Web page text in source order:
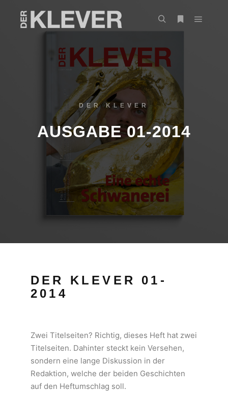
DER KLEVER
AUSGABE 01-2014
DER KLEVER 01-
2014
Zwei Titelseiten? Richtig, dieses Heft hat zwei
Titelseiten. Dahinter steckt kein Versehen,
sondern eine lange Diskussion in der
Redaktion, welche der beiden Geschichten
auf den Heftumschlag soll.